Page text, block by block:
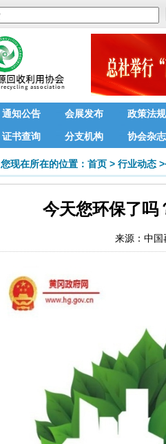
通知公告 会展发布 政策法规
证书查询 分支机构 协会杂志
您现在所在的位置： 首页 > 行业动态 >
今天您环保了吗
来源： 中国